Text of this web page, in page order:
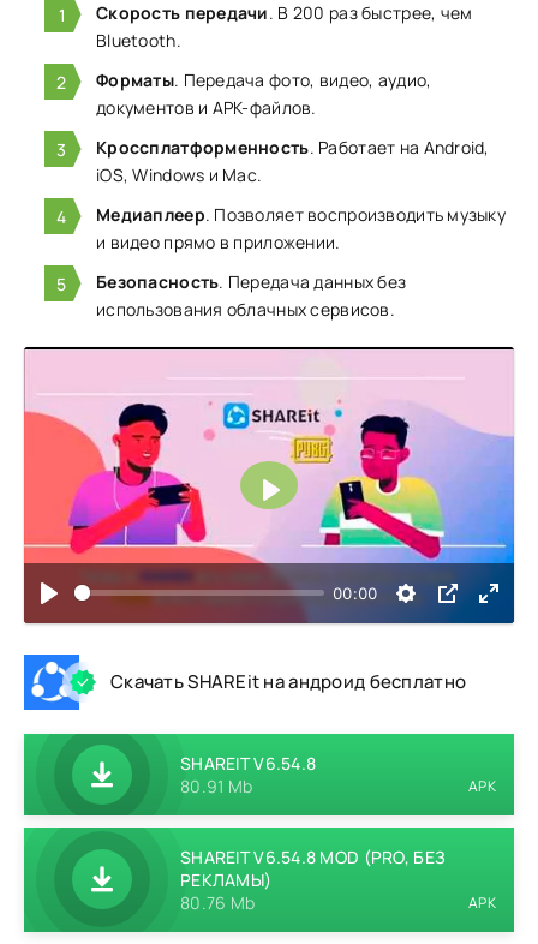
Скорость передачи. В 200 раз быстрее, чем
Bluetooth.
Форматы. Передача фото, видео, аудио,
документов и APK-файлов.
Кроссплатформенность. Работает на Android,
iOS, Windows и Mac.
Медиаплеер. Позволяет воспроизводить музыку
и видео прямо в приложении.
Безопасность. Передача данных без
использования облачных сервисов.
00:00
Воспроизвести
Скачать SHAREit на андроид бесплатно
SHAREIT V6.54.8
80.91 Mb
APK
SHAREIT V6.54.8 MOD (PRO, БЕЗ
РЕКЛАМЫ)
80.76 Mb
APK